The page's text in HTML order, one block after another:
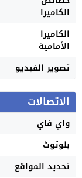
الكاميرا
الكاميرا
الأمامية
تصوير الفيديو
الاتصالات
واي فاي
بلوتوث
تحديد المواقع